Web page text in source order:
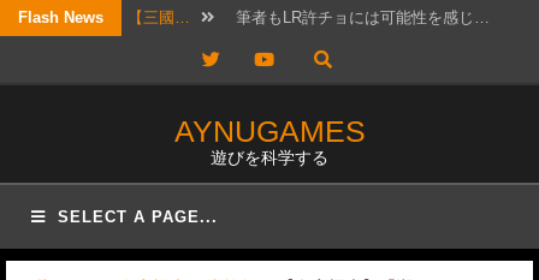
Skip
content
Flash News 【三國… 筆者もLR許チョには可能性を感じ…
結構ホットというか、なんか政治的…
2026年7月20日版。 「無…
【三國…
【三國… リクエストではないのですが、コメ…
TwitterYouTube
AYNUGAMES
遊びを科学する
SELECT A PAGE...